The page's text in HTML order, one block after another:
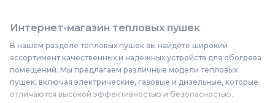
Интернет-магазин тепловых пушек
В нашем разделе тепловых пушек вы найдёте широкий
ассортимент качественных и надёжных устройств для обогрева
помещений. Мы предлагаем различные модели тепловых
пушек, включая электрические, газовые и дизельные, которые
отличаются высокой эффективностью и безопасностью.